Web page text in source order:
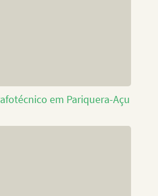
em Pariquera-Açu